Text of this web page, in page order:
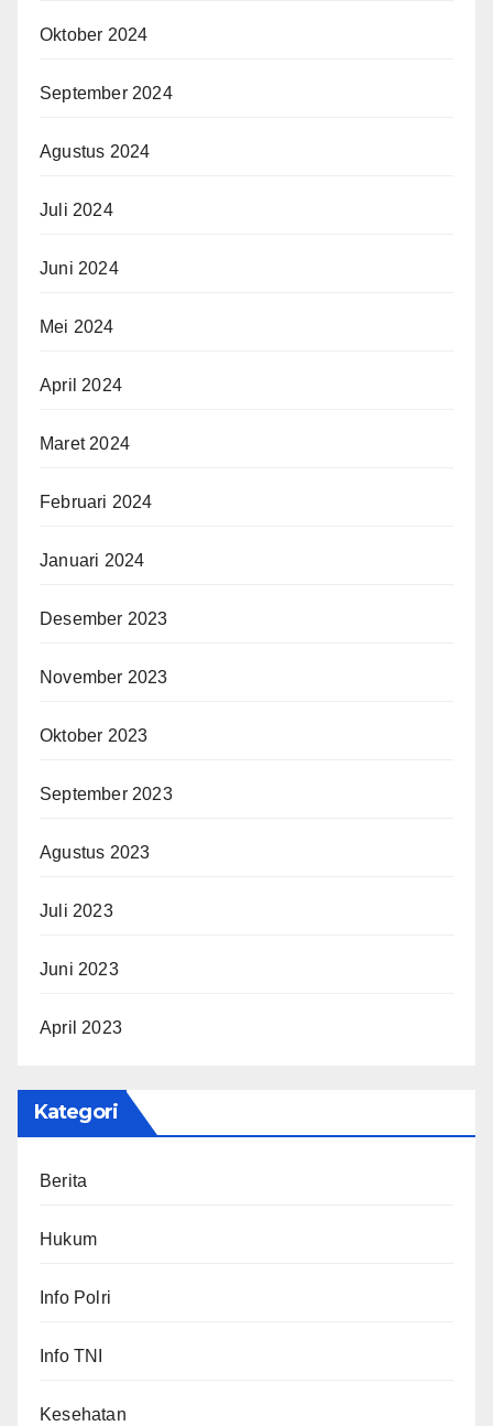
Oktober 2024
September 2024
Agustus 2024
Juli 2024
Juni 2024
Mei 2024
April 2024
Maret 2024
Februari 2024
Januari 2024
Desember 2023
November 2023
Oktober 2023
September 2023
Agustus 2023
Juli 2023
Juni 2023
April 2023
Kategori
Berita
Hukum
Info Polri
Info TNI
Kesehatan